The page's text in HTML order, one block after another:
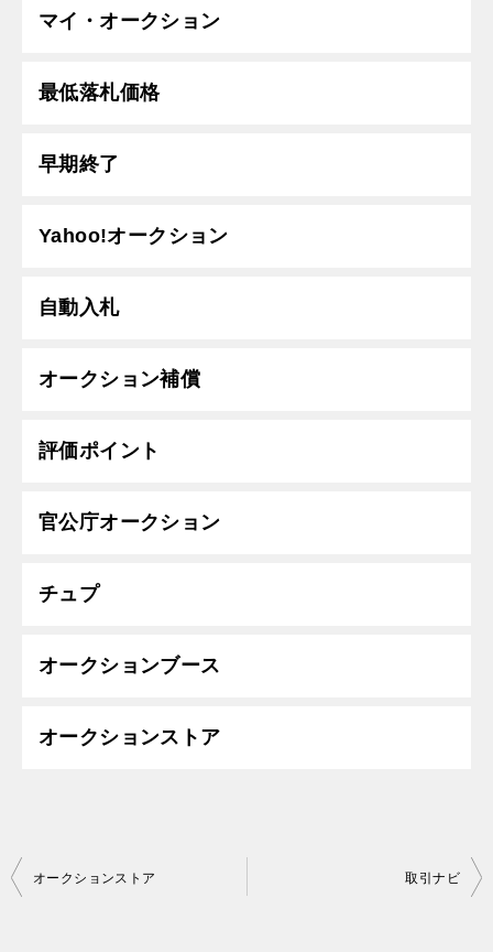
マイ・オークション
最低落札価格
早期終了
Yahoo!オークション
自動入札
オークション補償
評価ポイント
官公庁オークション
チュプ
オークションブース
オークションストア
投
オークションストア 取引ナビ